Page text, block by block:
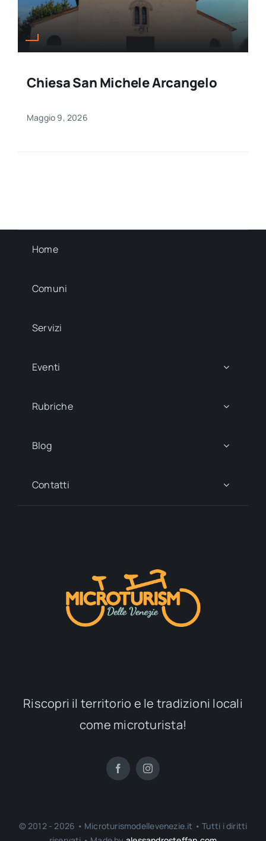
Chiesa San Michele Arcangelo
Maggio 9, 2026
Home
Comuni
Servizi
Eventi
Rubriche
Blog
Contatti
Riscopri il territorio e le tradizioni locali
come microturista!
© 2012 - 2026 • Microturismodellevenezie.it • Tutti i diritti